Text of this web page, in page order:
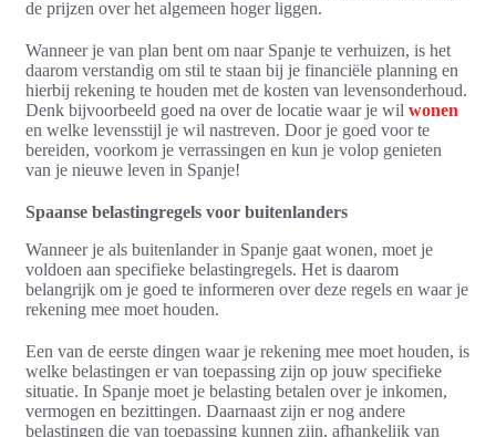
de prijzen over het algemeen hoger liggen.
Wanneer je van plan bent om naar Spanje te verhuizen, is het
daarom verstandig om stil te staan bij je financiële planning en
hierbij rekening te houden met de kosten van levensonderhoud.
Denk bijvoorbeeld goed na over de locatie waar je wil wonen
en welke levensstijl je wil nastreven. Door je goed voor te
bereiden, voorkom je verrassingen en kun je volop genieten
van je nieuwe leven in Spanje!
Spaanse belastingregels voor buitenlanders
Wanneer je als buitenlander in Spanje gaat wonen, moet je
voldoen aan specifieke belastingregels. Het is daarom
belangrijk om je goed te informeren over deze regels en waar je
rekening mee moet houden.
Een van de eerste dingen waar je rekening mee moet houden, is
welke belastingen er van toepassing zijn op jouw specifieke
situatie. In Spanje moet je belasting betalen over je inkomen,
vermogen en bezittingen. Daarnaast zijn er nog andere
belastingen die van toepassing kunnen zijn, afhankelijk van